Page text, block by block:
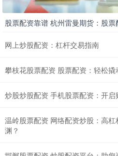
股票配资靠谱 杭州雷曼期货：股
网上炒股配资：杠杆交易指南
攀枝花股票配资 股票配资：轻松
炒股炒股配资 手机股票配资：开启
温岭股票配资 网络配资炒股：高
渊？